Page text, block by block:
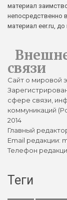
материал
непосредственно
материал eer.ru,
связи
Сайт о мировой
сфере связи,
коммуникаций
2014
Главный
Email редакции:
Телефон
Теги